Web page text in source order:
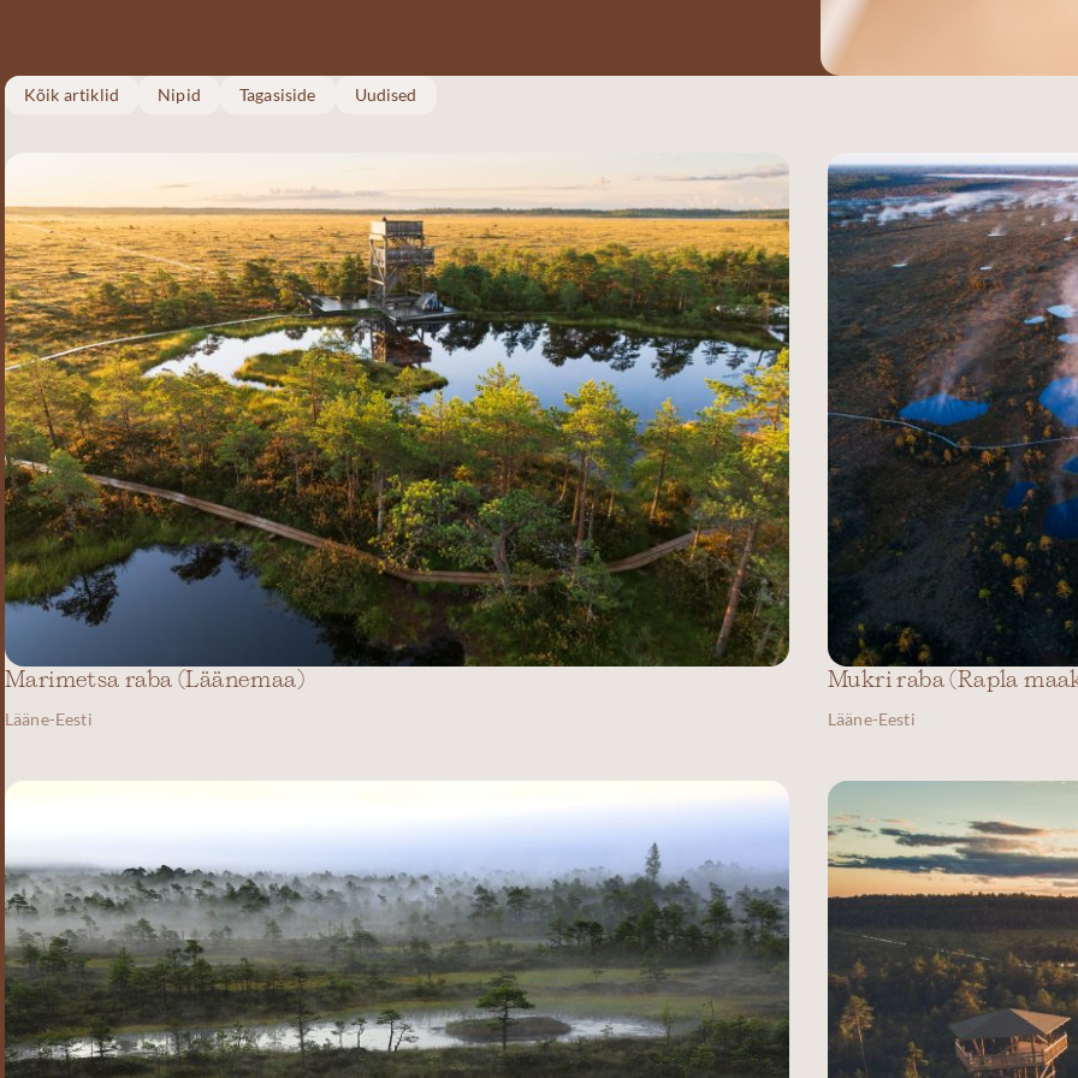
Kõik artiklid Nipid Tagasiside Uudised
Marimetsa raba (Läänemaa)
Lääne-Eesti
Mukri raba (Rapla
Lääne-Eesti